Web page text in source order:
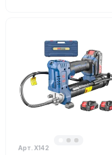
Арт. Х142